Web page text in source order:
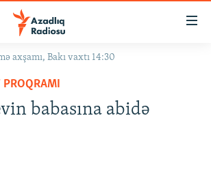
axşamı, Bakı vaxtı 14:30
babasına abidə